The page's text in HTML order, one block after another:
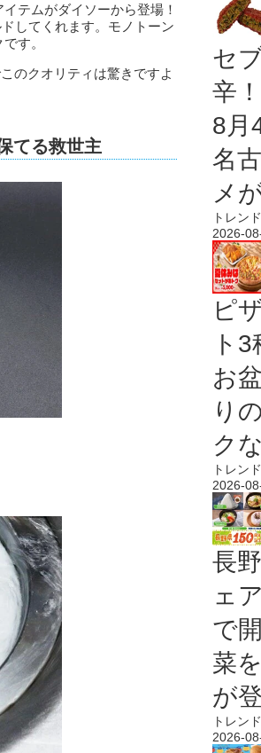
テムがダイソーから登場！
してくれます。モノトーン
す。
のクオリティは驚きですよ
てる救世主
セ
辛
8月
名
メ
トレンド
2026-
ピ
ト
お
り
ク
トレンド
2026-
長
ェ
で
菜
が
トレンド
2026-